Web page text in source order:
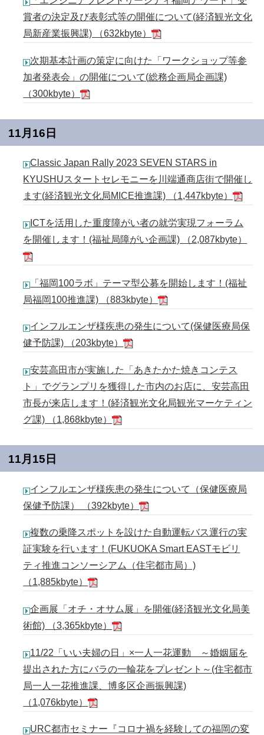
賞者の決定及び表彰式等の開催について(経済観光文化
局新産業振興課) （632kbyte）
次期基本計画の策定に向けた「ワークショップ等参
加者発表会」の開催について(総務企画局企画課)
（300kbyte）
11月16日
Classic Japan Rally 2023 SEVEN STARS in
KYUSHUスタートセレモニーを川端通商店街で開催し
ます(経済観光文化局MICE推進課) （1,447kbyte）
ICTを活用した重度障がい者の就労実現フォーラム
を開催します！(福祉局障がい企画課) （2,087kbyte）
「福岡100ラボ」テーマ型公募を開始します！(福祉
局福岡100推進課) （883kbyte）
インフルエンザ様疾患の発生について(保健医療局保
健予防課) （203kbyte）
安芸高田市が実施した「あきたかた焼きコンテス
ト」でグランプリを獲得した市内のお店に、安芸高田
市長が来店します！(経済観光文化局観光マーケティン
グ課) （1,868kbyte）
11月15日
インフルエンザ様疾患の発生について（保健医療局
保健予防課） （392kbyte）
複数の乗降スポットを設けた自動運転バス運行の実
証実験を行います！(FUKUOKA Smart EASTモビリ
ティ推進コンソーシアム（住宅都市局）)
（1,885kbyte）
企画展「オチ・オサム展」を開催(経済観光文化局美
術館) （3,365kbyte）
11/22「いい夫婦の日」×一人一花運動 ～婚姻届を
提出された方にバラの一輪花をプレゼント～(住宅都市
局一人一花推進課、博多区企画振興課)
（1,076kbyte）
URC都市セミナー『コロナ禍を経験しての福岡の変